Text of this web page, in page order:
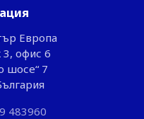
Европа
офис 6
шосе“ 7
483960